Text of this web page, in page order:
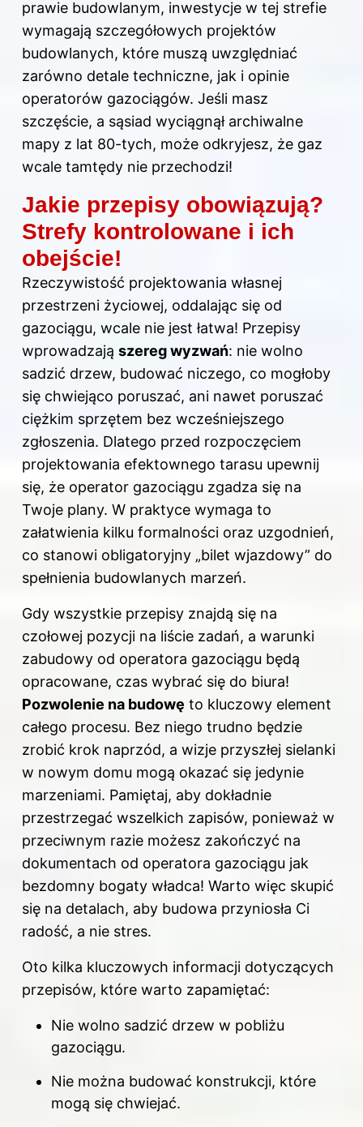
prawie budowlanym, inwestycje w tej strefie
wymagają szczegółowych projektów
budowlanych, które muszą uwzględniać
zarówno detale techniczne, jak i opinie
operatorów gazociągów. Jeśli masz
szczęście, a sąsiad wyciągnął archiwalne
mapy z lat 80-tych, może odkryjesz, że gaz
wcale tamtędy nie przechodzi!
Jakie przepisy obowiązują?
Strefy kontrolowane i ich
obejście!
Rzeczywistość projektowania własnej
przestrzeni życiowej, oddalając się od
gazociągu, wcale nie jest łatwa! Przepisy
wprowadzają szereg wyzwań: nie wolno
sadzić drzew, budować niczego, co mogłoby
się chwiejąco poruszać, ani nawet poruszać
ciężkim sprzętem bez wcześniejszego
zgłoszenia. Dlatego przed rozpoczęciem
projektowania efektownego tarasu upewnij
się, że operator gazociągu zgadza się na
Twoje plany. W praktyce wymaga to
załatwienia kilku formalności oraz uzgodnień,
co stanowi obligatoryjny „bilet wjazdowy” do
spełnienia budowlanych marzeń.
Gdy wszystkie przepisy znajdą się na
czołowej pozycji na liście zadań, a warunki
zabudowy od operatora gazociągu będą
opracowane, czas wybrać się do biura!
Pozwolenie na budowę to kluczowy element
całego procesu. Bez niego trudno będzie
zrobić krok naprzód, a wizje przyszłej sielanki
w nowym domu mogą okazać się jedynie
marzeniami. Pamiętaj, aby dokładnie
przestrzegać wszelkich zapisów, ponieważ w
przeciwnym razie możesz zakończyć na
dokumentach od operatora gazociągu jak
bezdomny bogaty władca! Warto więc skupić
się na detalach, aby budowa przyniosła Ci
radość, a nie stres.
Oto kilka kluczowych informacji dotyczących
przepisów, które warto zapamiętać:
Nie wolno sadzić drzew w pobliżu
gazociągu.
Nie można budować konstrukcji, które
mogą się chwiejać.